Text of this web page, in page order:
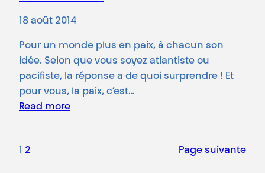
18 août 2014
Pour un monde plus en paix, à chacun son
idée. Selon que vous soyez atlantiste ou
pacifiste, la réponse a de quoi surprendre ! Et
pour vous, la paix, c’est…
Read more
2 Page suivante